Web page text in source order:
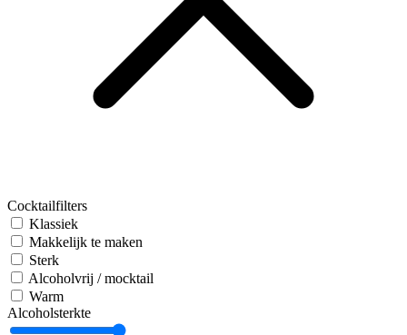
Cocktailfilters
Klassiek
Makkelijk te maken
Sterk
Alcoholvrij / mocktail
Warm
Alcoholsterkte